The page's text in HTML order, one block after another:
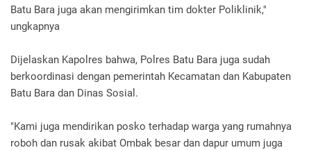
Batu Bara juga akan mengirimkan tim dokter Poliklinik,"
ungkapnya
Dijelaskan Kapolres bahwa, Polres Batu Bara juga sudah
berkoordinasi dengan pemerintah Kecamatan dan Kabupaten
Batu Bara dan Dinas Sosial.
"Kami juga mendirikan posko terhadap warga yang rumahnya
roboh dan rusak akibat Ombak besar dan dapur umum juga